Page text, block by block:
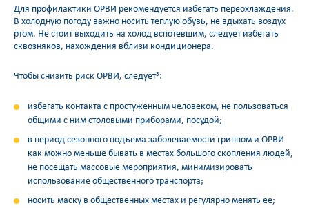
Для профилактики ОРВИ рекомендуется избегать переохлаждения.
В холодную погоду важно носить теплую обувь, не вдыхать воздух
ртом. Не стоит выходить на холод вспотевшим, следует избегать
сквозняков, нахождения вблизи кондиционера.
Чтобы снизить риск ОРВИ, следует3 :
избегать контакта с простуженным человеком, не пользоваться
общими с ним столовыми приборами, посудой;
в период сезонного подъема заболеваемости гриппом и ОРВИ
как можно меньше бывать в местах большого скопления людей,
не посещать массовые мероприятия, минимизировать
использование общественного транспорта;
носить маску в общественных местах и регулярно менять ее;